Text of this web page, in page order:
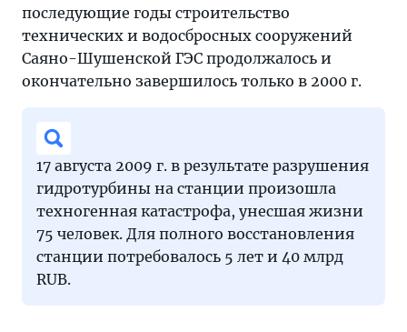
последующие годы строительство
технических и водосбросных сооружений
Саяно-Шушенской ГЭС продолжалось и
окончательно завершилось только в 2000 г.
17 августа 2009 г. в результате разрушения
гидротурбины на станции произошла
техногенная катастрофа, унесшая жизни
75 человек. Для полного восстановления
станции потребовалось 5 лет и 40 млрд
RUB.